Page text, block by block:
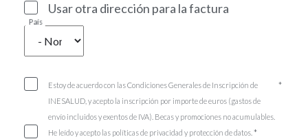
Usar otra dirección para la factura
País
Estoy de acuerdo con las Condiciones Generales de Inscripción de
INESALUD, y acepto la inscripción por importe de euros (gastos de
envío incluidos y exentos de IVA). Becas y promociones no acumulables.
He leído y acepto las políticas de privacidad y protección de datos.